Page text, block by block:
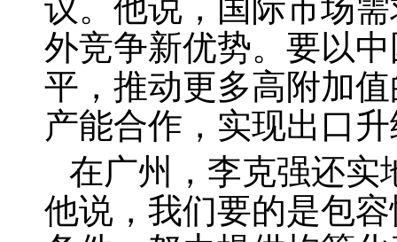
议。他说，国际市场
外竞争新优势。要以
平，推动更多高附加
产能合作，实现出口
在广州，李克强还实
他说，我们要的是包